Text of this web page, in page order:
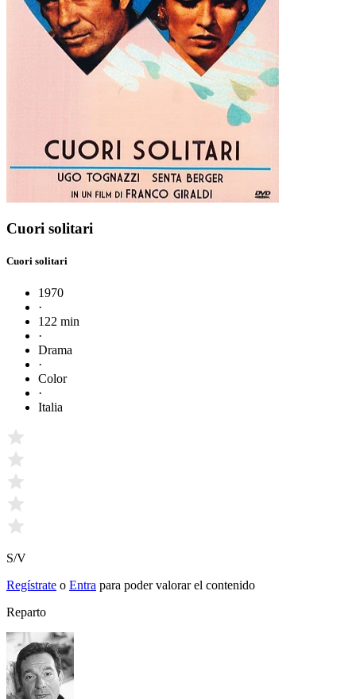
Cuori solitari
Cuori solitari
1970
·
122 min
·
Drama
·
Color
·
Italia
S/V
Regístrate o Entra para poder valorar el contenido
Reparto